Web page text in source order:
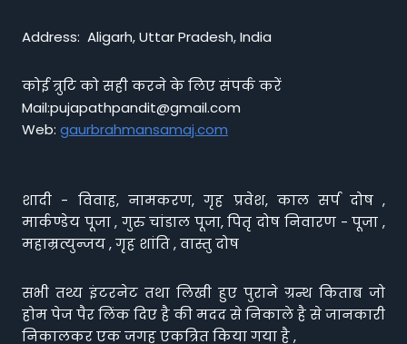
Address: Aligarh, Uttar Pradesh, India
कोई त्रुटि को सही करने के लिए संपर्क करें
Mail:pujapathpandit@gmail.com
Web: gaurbrahmansamaj.com
शादी - विवाह, नामकरण, गृह प्रवेश, काल सर्प दोष ,
मार्कण्डेय पूजा , गुरु चांडाल पूजा, पितृ दोष निवारण - पूजा ,
महाम्रत्युन्जय , गृह शांति , वास्तु दोष
सभी तथ्य इंटरनेट तथा लिखी हुए पुराने ग्रन्थ किताब जो
होम पेज पैर लिंक दिए है की मदद से निकाले है से जानकारी
निकालकर एक जगह एकत्रित किया गया है ,